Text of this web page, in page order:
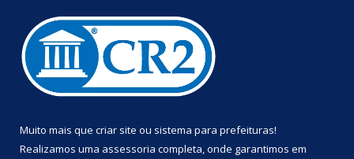
Muito mais que criar site ou sistema para prefeituras!
Realizamos uma assessoria completa, onde garantimos em